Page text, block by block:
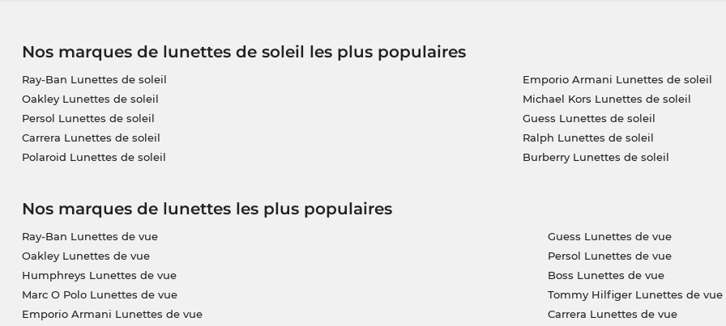
Nos marques de lunettes de soleil les plus populaires
Ray-Ban Lunettes de soleil
Oakley Lunettes de soleil
Persol Lunettes de soleil
Carrera Lunettes de soleil
Polaroid Lunettes de soleil
Emporio Armani Lunettes de soleil
Michael Kors Lunettes de soleil
Guess Lunettes de soleil
Ralph Lunettes de soleil
Burberry Lunettes de soleil
Nos marques de lunettes les plus populaires
Ray-Ban Lunettes de vue
Oakley Lunettes de vue
Humphreys Lunettes de vue
Marc O Polo Lunettes de vue
Emporio Armani Lunettes de vue
Guess Lunettes de vue
Persol Lunettes de vue
Boss Lunettes de vue
Tommy Hilfiger Lunettes de vue
Carrera Lunettes de vue